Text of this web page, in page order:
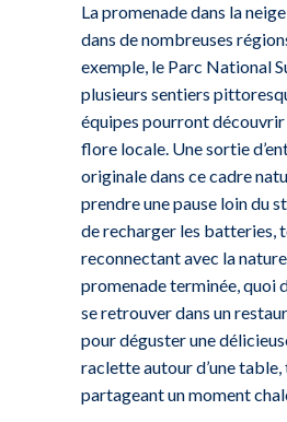
La promenade dans la
dans de nombreuses
exemple, le Parc National
plusieurs sentiers
équipes pourront découvrir
flore locale. Une sortie
originale dans ce cadre
prendre une pause loin du
de recharger les batteries,
reconnectant avec la
promenade terminée, quoi
se retrouver dans un
pour déguster une
raclette autour d’une table,
partageant un moment